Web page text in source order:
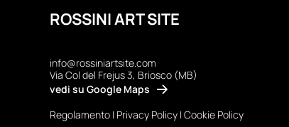
ROSSINI ART SITE
info@rossiniartsite.com
Via Col del Frejus 3, Briosco (MB)
vedi su Google Maps
Regolamento| Privacy Policy| Cookie Policy